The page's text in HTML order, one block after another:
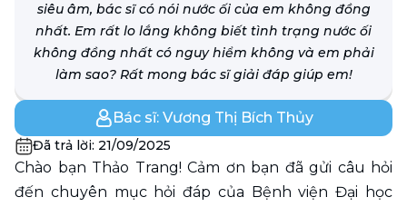
siêu âm, bác sĩ có nói nước ối của em không đồng
nhất. Em rất lo lắng không biết tình trạng nước ối
không đồng nhất có nguy hiểm không và em phải
làm sao? Rất mong bác sĩ giải đáp giúp em!
Bác sĩ: Vương Thị Bích Thủy
Đã trả lời: 21/09/2025
Chào bạn Thảo Trang! Cảm ơn bạn đã gửi câu hỏi
đến chuyên mục hỏi đáp của Bệnh viện Đại học